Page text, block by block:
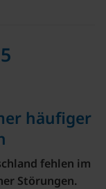
häufiger
fehlen im
Störungen.